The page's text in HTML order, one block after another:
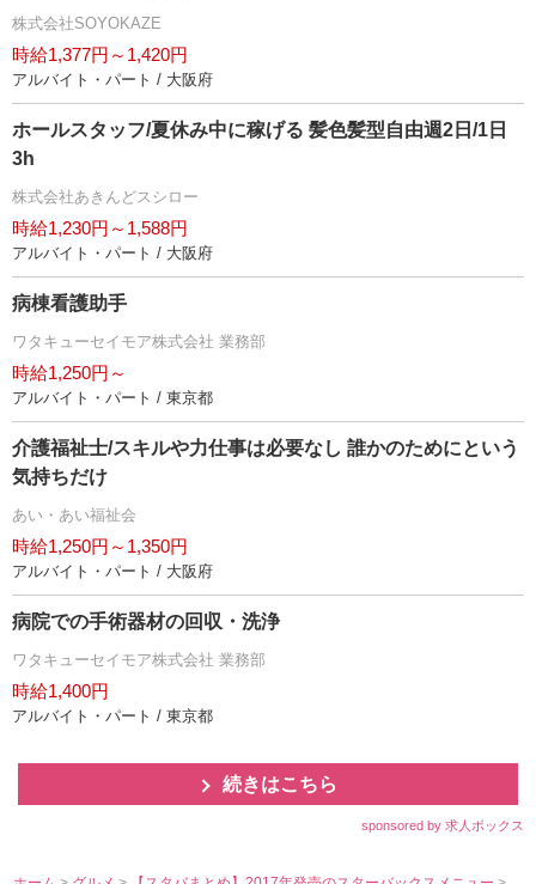
株式会社SOYOKAZE
時給1,377円～1,420円
アルバイト・パート / 大阪府
ホールスタッフ/夏休み中に稼げる 髪色髪型自由週2日/1日
3h
株式会社あきんどスシロー
時給1,230円～1,588円
アルバイト・パート / 大阪府
病棟看護助手
ワタキューセイモア株式会社 業務部
時給1,250円～
アルバイト・パート / 東京都
介護福祉士/スキルや力仕事は必要なし 誰かのためにという
気持ちだけ
あい・あい福祉会
時給1,250円～1,350円
アルバイト・パート / 大阪府
病院での手術器材の回収・洗浄
ワタキューセイモア株式会社 業務部
時給1,400円
アルバイト・パート / 東京都
続きはこちら
sponsored by 求人ボックス